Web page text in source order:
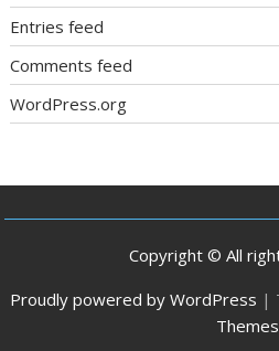
Entries feed
Comments feed
WordPress.org
Copyright © All
Proudly powered by WordPress |
Themes